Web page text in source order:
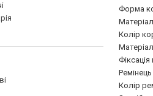
Форма
Матеріал
Колір
Матеріал
Фіксація
Ремінець
Колір